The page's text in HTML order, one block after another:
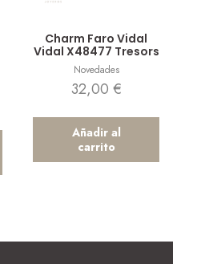
Charm Faro Vidal
Vidal X48477 Tresors
Novedades
32,00 €
Añadir al
carrito